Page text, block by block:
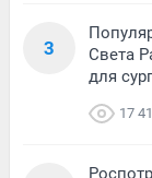
3
Света
для
17